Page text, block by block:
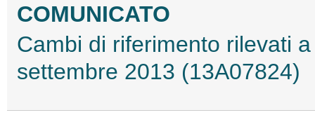
COMUNICATO
Cambi di riferimento rilevati
settembre 2013 (13A07824)